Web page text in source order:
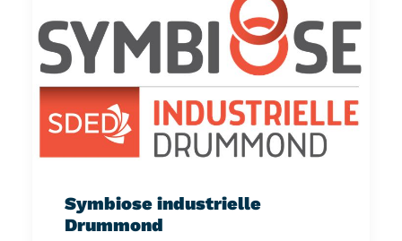
Symbiose industrielle
Drummond